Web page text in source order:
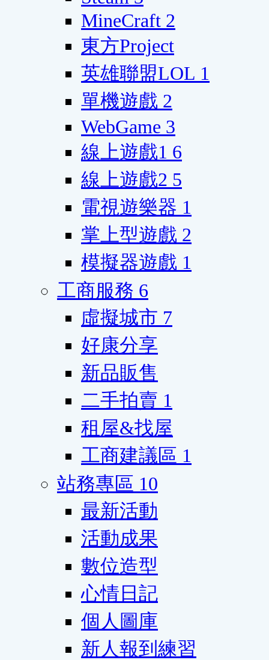
MineCraft 2
東方Project
英雄聯盟LOL 1
單機遊戲 2
WebGame 3
線上遊戲1 6
線上遊戲2 5
電視遊樂器 1
掌上型遊戲 2
模擬器遊戲 1
工商服務 6
虛擬城市 7
好康分享
新品販售
二手拍賣 1
租屋&找屋
工商建議區 1
站務專區 10
最新活動
活動成果
數位造型
心情日記
個人圖庫
新人報到練習